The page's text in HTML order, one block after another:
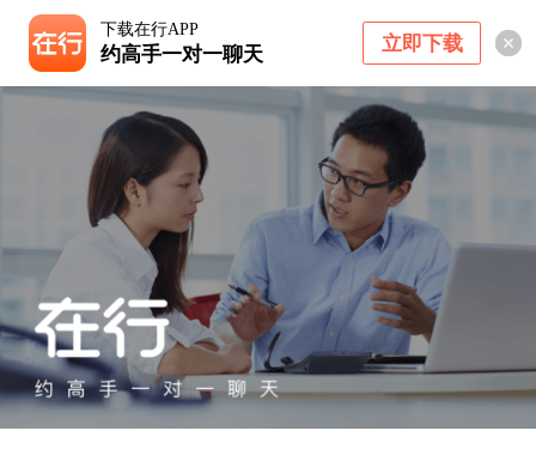
下载在行APP
约高手一对一聊天 立即下载